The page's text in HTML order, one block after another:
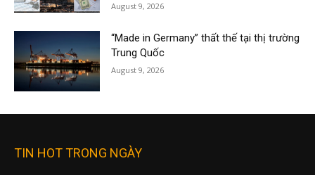
August 9, 2026
“Made in Germany” thất thế tại thị trường
Trung Quốc
August 9, 2026
TIN HOT TRONG NGÀY